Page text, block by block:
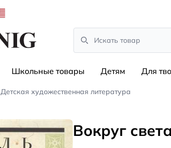
Search
Школьные товары Детям Для
Детская художественная литература
Вокруг